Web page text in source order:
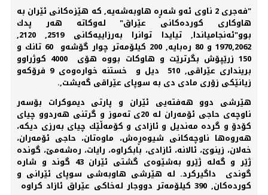
"فەجری 2 ناوی ئەو شەڕە هاوبەشەیە, كە هێزەكانی ئێران بە
هاوكاری كوردەكانی عێراق" لەوكاتە هەر پدك
بوو"ئەنجامیاندا, تیایدا توانرا بەرزاییەكانی 2519, 2120,
1970,2062 و 80 رەبایە, 200 كیلۆمەتر چوار گۆشەو 60 تانك و
150 زرێپۆش بگرترێت و هاوكات بووە هۆی 4000 كوژراوو
برینداری عێراقی, 510 دیل و خستنە خوارەوەی 9 فرۆكەو
زیانێكی زۆری مادی دی بە سوپای عێراقی گەیشت,.
هێرشی دوو هەفتەیی ئێران و پارتی دیموكرات بۆسەر
ناوچەی حاجی ئۆمەران لە 20ی تەموز و گرتنی هەردوو چیای
كۆدۆ و گردە مەندیل و ئازادی و كۆمەڵێك چیای بەرزی دیكە،
هەروەها ناوچەكانی شیوەڕەش، ماوەتان، حاجی ئۆمەران،
خەلان، زینوێ، ئالانە، ئازادی، بابكراوە، رایات، رەشەمێ، گوندە
ژێر و گەلە ژێرو بەشێوەی گشتی ئێران 43 گوند و شارە
گوندی داگیركرد. لە هێرشی هاوبەشی سوپای ئێرانی و
كوردەكان, 390 كیلۆمەتر دووجار لەخاكی عێراق ئازاد كراوە